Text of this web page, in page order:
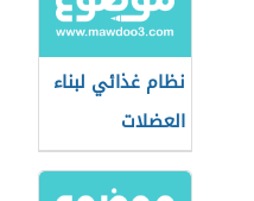
نظام غذائي لبناء
العضلات